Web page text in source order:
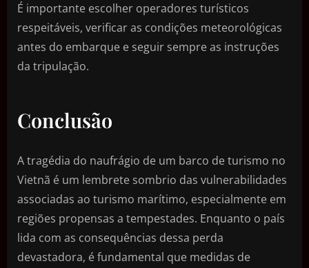
É importante escolher operadores turísticos
respeitáveis, verificar as condições meteorológicas
antes do embarque e seguir sempre as instruções
da tripulação.
Conclusão
A tragédia do naufrágio de um barco de turismo no
Vietnã é um lembrete sombrio das vulnerabilidades
associadas ao turismo marítimo, especialmente em
regiões propensas a tempestades. Enquanto o país
lida com as consequências dessa perda
devastadora, é fundamental que medidas de